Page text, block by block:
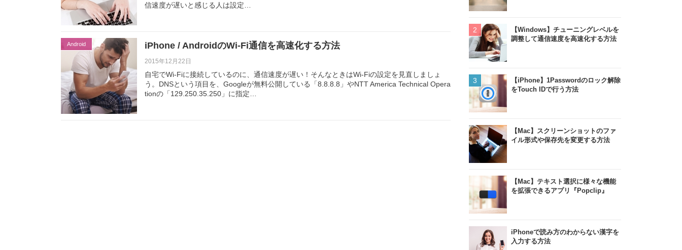
信速度が遅いと感じる人は設定…
Android iPhone / AndroidのWi-Fi通信を高速化する方法
2015年12月22日
自宅でWi-Fiに接続しているのに、通信速度が遅い！そんなときはWi-Fiの設定を見直しましょ
う。DNSという項目を、Googleが無料公開している「8.8.8.8」やNTT America Technical Opera
tionの「129.250.35.250」に指定…
【Windows】チューニングレベルを
調整して通信速度を高速化する方法
【iPhone】1Passwordのロック解除
をTouch IDで行う方法
【Mac】スクリーンショットのファ
イル形式や保存先を変更する方法
【Mac】テキスト選択に様々な機能
を拡張できるアプリ『Popclip』
iPhoneで読み方のわからない漢字を
入力する方法